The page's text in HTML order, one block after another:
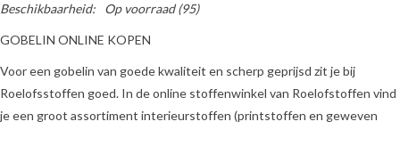
Beschikbaarheid: Op voorraad(95)
GOBELIN ONLINE KOPEN
Voor een gobelin van goede kwaliteit en scherp geprijsd zit je bij
Roelofsstoffen goed. In de online stoffenwinkel van Roelofstoffen vind
je een groot assortiment interieurstoffen (printstoffen en geweven